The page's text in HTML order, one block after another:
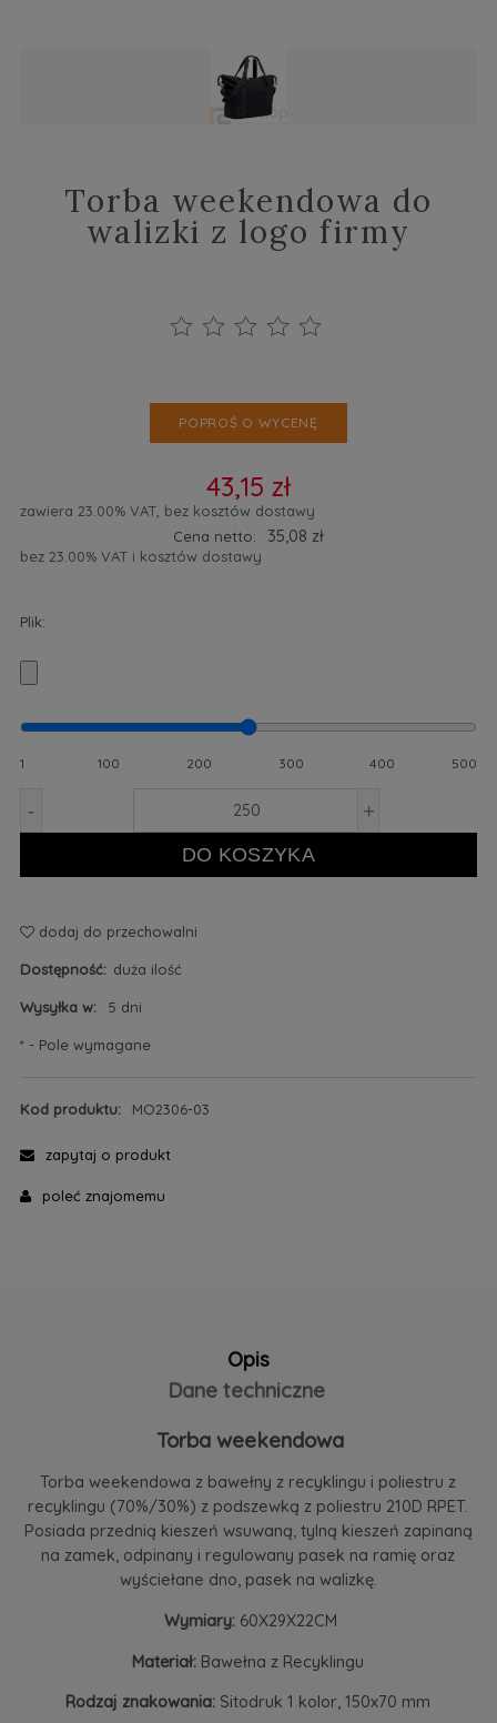
Torba weekendowa do
walizki z logo firmy
POPROŚ O WYCENĘ
43,15 zł
zawiera 23.00% VAT, bez kosztów dostawy
Cena netto:
35,08 zł
bez 23.00% VAT i kosztów dostawy
Plik:
1 100 200 300 400 500
- +
DO KOSZYKA
dodaj do przechowalni
Dostępność: duża ilość
Wysyłka w: 5 dni
* - Pole wymagane
Kod produktu: MO2306-03
zapytaj o produkt
poleć znajomemu
Opis
Dane techniczne
Torba weekendowa
Torba weekendowa z bawełny z recyklingu i poliestru z
recyklingu (70%/30%) z podszewką z poliestru 210D RPET.
Posiada przednią kieszeń wsuwaną, tylną kieszeń zapinaną
na zamek, odpinany i regulowany pasek na ramię oraz
wyściełane dno, pasek na walizkę.
Wymiary:60X29X22CM
Materiał: Bawełna z Recyklingu
Rodzaj znakowania: Sitodruk 1 kolor, 150x70 mm